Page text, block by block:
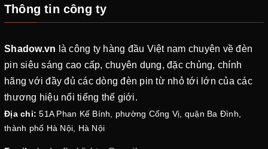
Thông tin công ty
Shadow.vn là công ty hàng đầu Việt nam chuyên về đèn
pin siêu sáng cao cấp, chuyên dụng, đặc chủng, chính
hãng với đầy đủ các dòng đèn pin từ nhỏ tới lớn của các
thương hiệu nổi tiếng thế giới.
Địa chỉ: 51A Phan Kế Bính, phường Cống Vị, quận Ba Đình,
thành phố Hà Nội, Hà Nội